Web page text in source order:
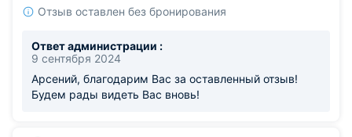
Отзыв оставлен без бронирования
Ответ администрации :
9 сентября 2024
Арсений, благодарим Вас за оставленный отзыв!
Будем рады видеть Вас вновь!